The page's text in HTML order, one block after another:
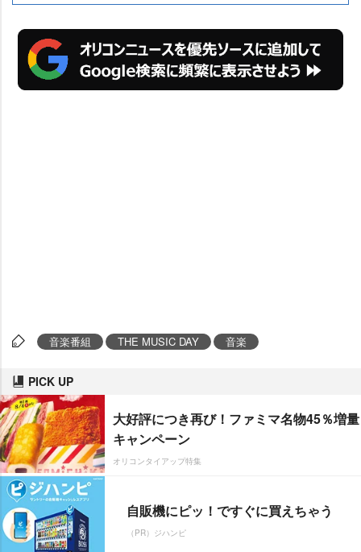
音楽番組 THE MUSIC DAY 音楽
PICK UP
大好評につき再び！ファミマ名物45％増量
キャンペーン
オリコンタイアップ特集
自販機にピッ！ですぐに買えちゃう
（PR）ジハンピ